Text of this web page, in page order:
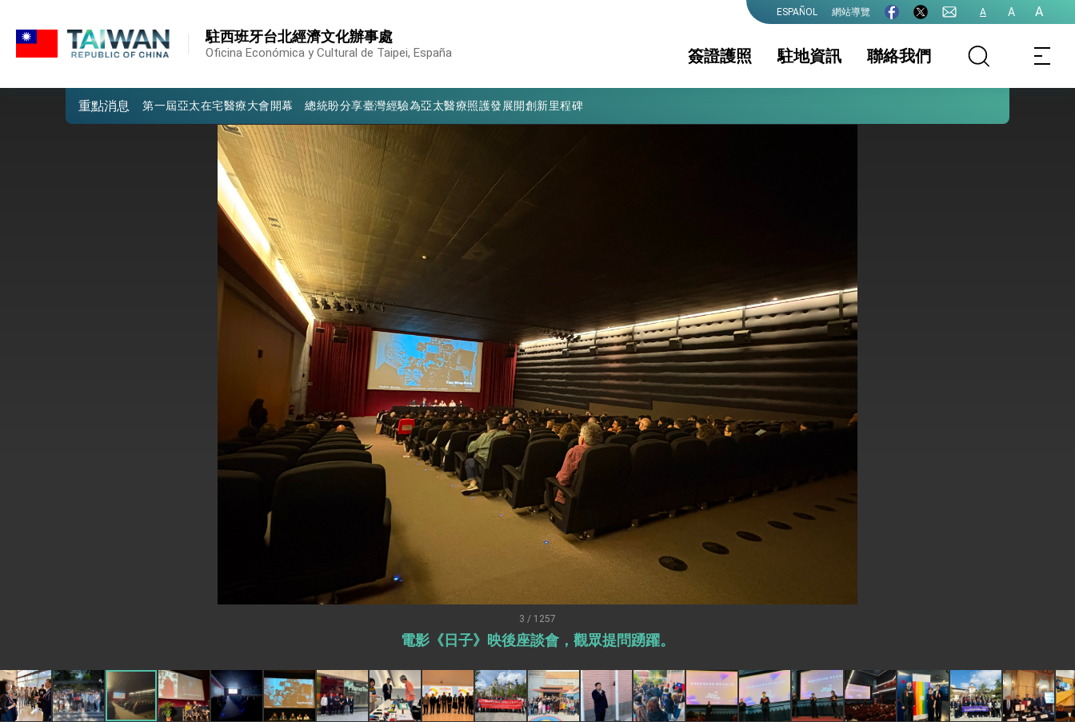
ESPAÑOL 網站導覽 A A A
駐西班牙台北經濟文化辦事處
Oficina Económica y Cultural de Taipei, España 簽證護照
護照 簽證
文件認證
駐地資訊
簽證及入境須知 國家相關資訊
生活資訊
聯絡我們
重點消息
我國政府將在美國亞利桑納州設立「駐鳳凰城辦事處」，進一步深化台美交流合作
外交部發布WHA文宣影片「台灣醫療點亮世界」及「台灣智慧醫療與健康產業展」預告短片，向世界展現台灣守護全球健康的創新能量
總統出訪史瓦帝尼返國談話 強調臺灣人有權利走向世界 盼與理念相近國家共同維護國際秩序
堅定走向世界 賴總統抵達史瓦帝尼王國進行國是訪問
總統與五院院長新春茶敘 盼化分歧為團結、為國家邁出合作第一步
台美貿易協議完成簽署達成6大目標、創5大歷史性突破 總統強調將以3大面向加速臺灣經濟轉型升級 籲請立院全力支持並盡速通過
臺美簽署「對等貿易協定」確立對等關稅15%且不疊加 我輸美2072項產品豁免對等關稅
總統接受「法新社」（AFP）專訪內容
外交部長林佳龍於《外交事務》撰文指出：自由世界 需要台灣，團結合作方能守護繁榮
外交部長林佳龍出席《台灣光華雜誌》50週年慶「見證蛻變，分享世界的光華」開幕式，期許數位轉 型迎向下個50年
總統主持「台美經濟繁榮夥伴對話」記者會 說明臺美合作三大戰略方向 盼與民主夥伴共同引領 下一個世代的繁榮
外交部長林佳龍接受印尼「時代雜誌」專訪，闡述印太安全局勢，籲深化台印尼半導體供應鏈合作
外交部長林佳龍接見美國智庫「德國馬歇爾基金會」訪問團一行，深化跨大西洋戰略夥伴關係
臺美經貿談判獲階段性成果 卓揆期勉爭取時間完成「臺美對等貿易協定」簽署
卓揆：臺美關稅談判階段性結果有助臺灣取得有利戰略地位 全力支持「臺美對等貿易協定」簽署
外交部與數位發展部攜手合作，整合台灣雄厚數位實力，達成固邦榮邦目標
外交部長林佳龍主持第35次「參與亞太經濟合作策略小組」跨部會會議
民調顯示多數國人滿意政府外交表現，高度支持「總合外交」與台歐美日關係深化
總統以「韌性之島，希望之光」為題發表2026新 年談話
3 / 1257
電影《日子》映後座談會，觀眾提問踴躍。